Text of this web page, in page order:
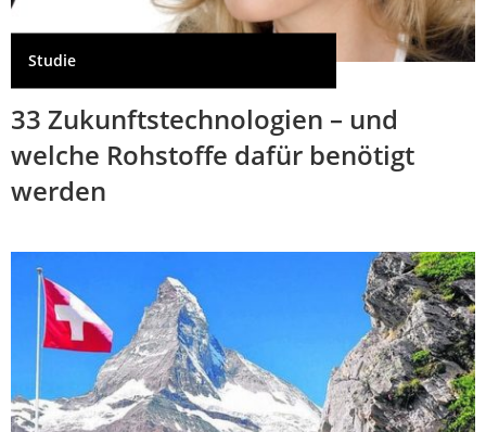
Studie
33 Zukunftstechnologien – und
welche Rohstoffe dafür benötigt
werden